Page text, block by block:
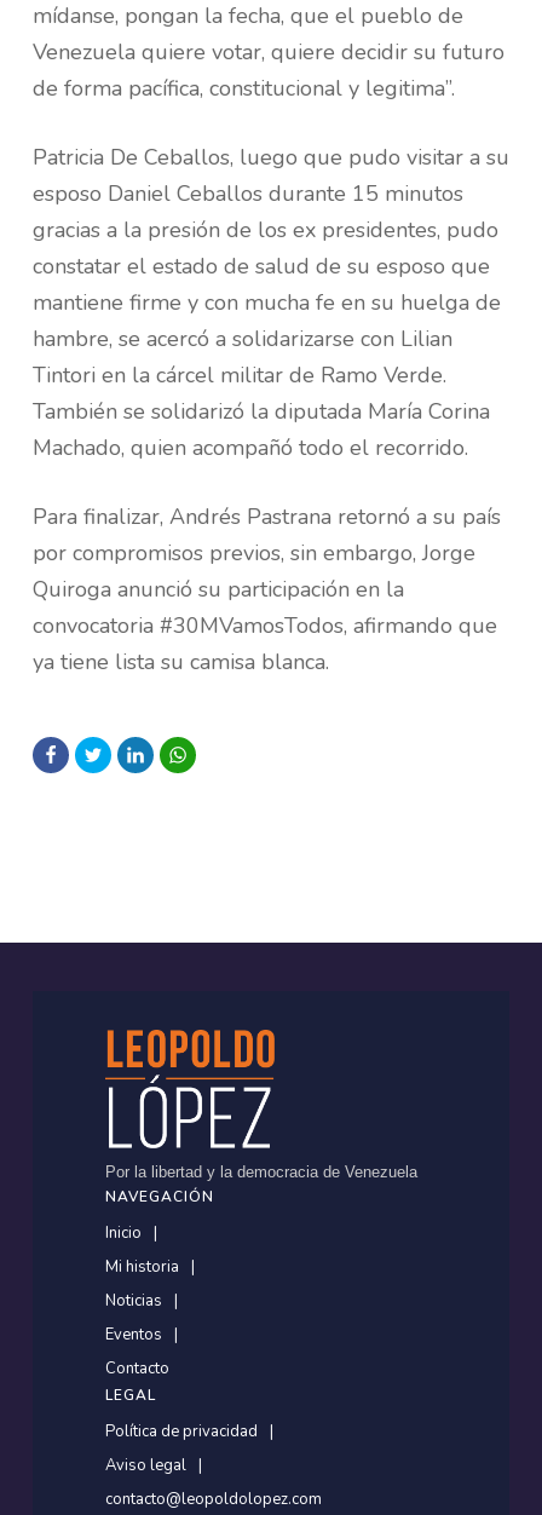
mídanse, pongan la fecha, que el pueblo de
Venezuela quiere votar, quiere decidir su futuro
de forma pacífica, constitucional y legitima”.
Patricia De Ceballos, luego que pudo visitar a su
esposo Daniel Ceballos durante 15 minutos
gracias a la presión de los ex presidentes, pudo
constatar el estado de salud de su esposo que
mantiene firme y con mucha fe en su huelga de
hambre, se acercó a solidarizarse con Lilian
Tintori en la cárcel militar de Ramo Verde.
También se solidarizó la diputada María Corina
Machado, quien acompañó todo el recorrido.
Para finalizar, Andrés Pastrana retornó a su país
por compromisos previos, sin embargo, Jorge
Quiroga anunció su participación en la
convocatoria #30MVamosTodos, afirmando que
ya tiene lista su camisa blanca.
Por la libertad y la democracia de Venezuela
NAVEGACIÓN
Inicio
Mi historia
Noticias
Eventos
Contacto
LEGAL
Política de privacidad
Aviso legal
contacto@leopoldolopez.com